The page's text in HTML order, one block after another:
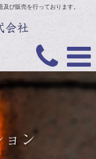
び販売を行っております。